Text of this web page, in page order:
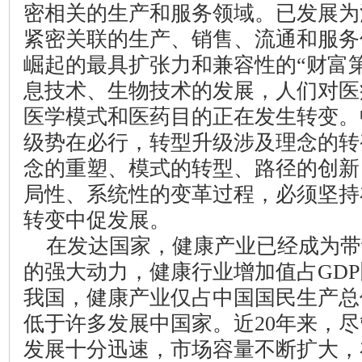
密相关的生产和服务领域。已发展
紧密关联的生产、销售、流通和服
崛起的最具扩张力和兼容性的“财富
息技术、生物技术的发展，人们对
医学模式和医药目的正在发生转变
级势在必行，转型升级涉及理念的
念的重塑、模式的转型、路径的创
局性、系统性的变革过程，必须坚
转变中促发展。
在发达国家，健康产业已经成为
的强大动力，健康行业增加值占GDP
我国，健康产业仅占中国国民生产
低于许多发展中国家。近20年来，
发展十分迅速，市场容量不断扩大